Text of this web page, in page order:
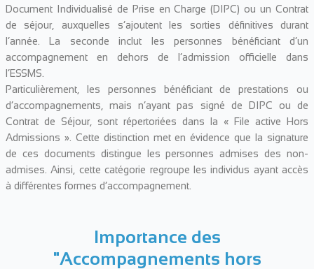
Document Individualisé de Prise en Charge (DIPC) ou un Contrat
de séjour, auxquelles s’ajoutent les sorties définitives durant
l’année. La seconde inclut les personnes bénéficiant d’un
accompagnement en dehors de l’admission officielle dans
l’ESSMS.
Particulièrement, les personnes bénéficiant de prestations ou
d’accompagnements, mais n’ayant pas signé de DIPC ou de
Contrat de Séjour, sont répertoriées dans la « File active Hors
Admissions ». Cette distinction met en évidence que la signature
de ces documents distingue les personnes admises des non-
admises. Ainsi, cette catégorie regroupe les individus ayant accès
à différentes formes d’accompagnement.
Importance des
"Accompagnements hors